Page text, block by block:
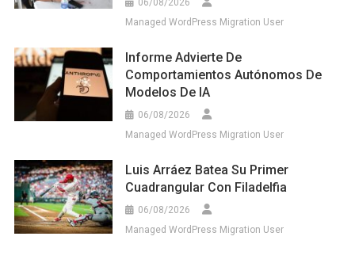
06/08/2026
Managed WordPress Migration User
Informe Advierte De
Comportamientos Autónomos De
Modelos De IA
06/08/2026
Managed WordPress Migration User
Luis Arráez Batea Su Primer
Cuadrangular Con Filadelfia
06/08/2026
Managed WordPress Migration User